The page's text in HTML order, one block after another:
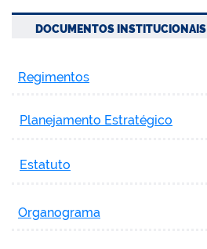
DOCUMENTOS INSTITUCIONAIS
Regimentos
Planejamento Estratégico
Estatuto
Organograma